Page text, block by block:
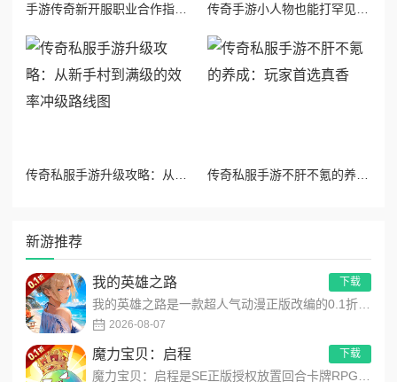
传奇私服手游升级攻略：从新手村到满级的效率冲级路线图 传奇私服手游不肝不氪的养成：玩家首选真香
新游推荐
我的英雄之路
我的英雄之路是一款超人气动漫正版改编的0.1折高福利卡牌策略手游，以经典进击主题世界观为核心，高度还原原作剧...
2026-08-07
下载
魔力宝贝：启程
魔力宝贝：启程是SE正版授权放置回合卡牌RPG手游，复刻法兰王国经典剧情与Q版画风！融合离线挂机、自由转职、...
下载